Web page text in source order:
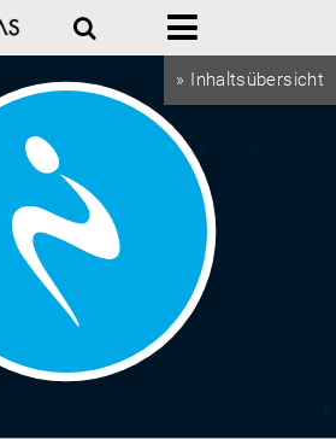
» Inhaltsübersicht
Suche Menü